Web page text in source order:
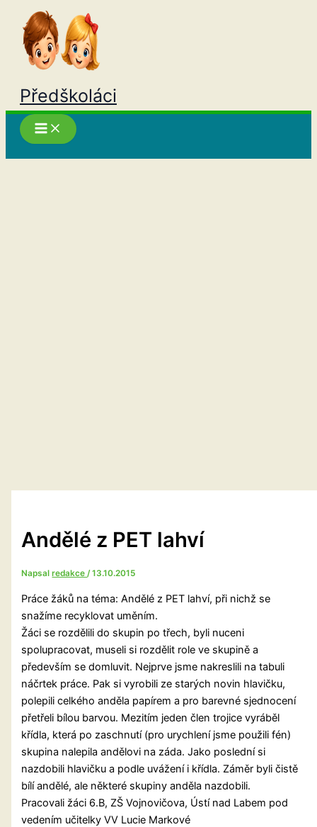
Přeskočit
obsah
Předškoláci
Andělé z PET lahví
Napsalredakce/13.10.2015
Práce žáků na téma: Andělé z PET lahví, při nichž se
snažíme recyklovat uměním.
Žáci se rozdělili do skupin po třech, byli nuceni
spolupracovat, museli si rozdělit role ve skupině a
především se domluvit. Nejprve jsme nakreslili na tabuli
náčrtek práce. Pak si vyrobili ze starých novin hlavičku,
polepili celkého anděla papírem a pro barevné sjednocení
přetřeli bílou barvou. Mezitím jeden člen trojice vyráběl
křídla, která po zaschnutí (pro urychlení jsme použili fén)
skupina nalepila andělovi na záda. Jako poslední si
nazdobili hlavičku a podle uvážení i křídla. Záměr byli čistě
bílí andělé, ale některé skupiny anděla nazdobili.
Pracovali žáci 6.B, ZŠ Vojnovičova, Ústí nad Labem pod
vedením učitelky VV Lucie Markové